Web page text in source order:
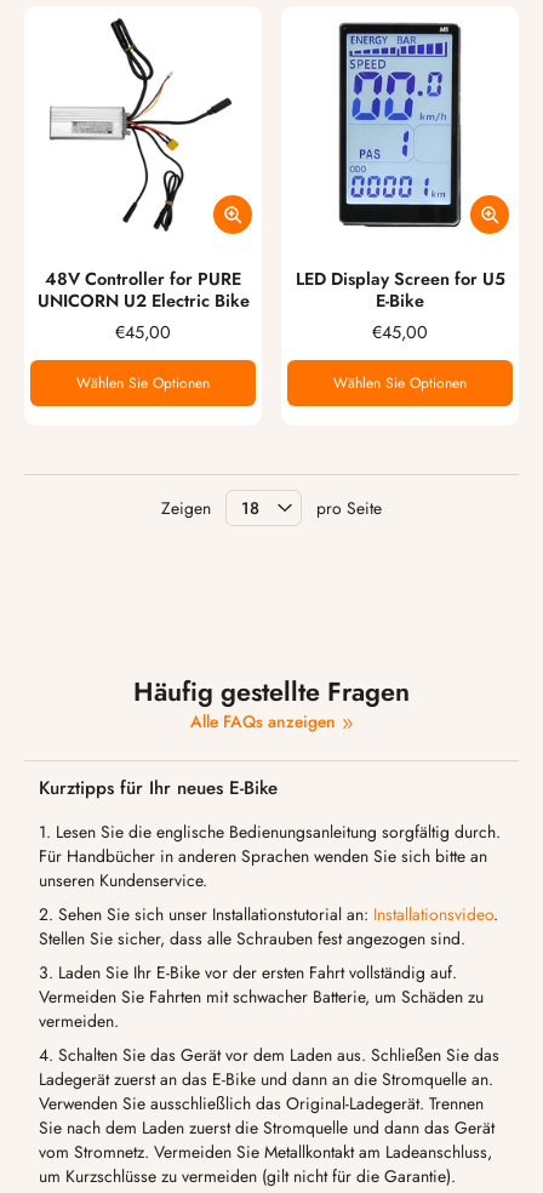
48V Controller for PURE
UNICORN U2 Electric Bike
€45,00
Wählen Sie Optionen
LED Display Screen for U5
E-Bike
€45,00
Wählen Sie Optionen
Zeigen pro Seite
Häufig gestellte Fragen
Alle FAQs anzeigen
Kurztipps für Ihr neues E-Bike
1. Lesen Sie die englische Bedienungsanleitung sorgfältig durch.
Für Handbücher in anderen Sprachen wenden Sie sich bitte an
unseren Kundenservice.
2. Sehen Sie sich unser Installationstutorial an: Installationsvideo.
Stellen Sie sicher, dass alle Schrauben fest angezogen sind.
3. Laden Sie Ihr E-Bike vor der ersten Fahrt vollständig auf.
Vermeiden Sie Fahrten mit schwacher Batterie, um Schäden zu
vermeiden.
4. Schalten Sie das Gerät vor dem Laden aus. Schließen Sie das
Ladegerät zuerst an das E-Bike und dann an die Stromquelle an.
Verwenden Sie ausschließlich das Original-Ladegerät. Trennen
Sie nach dem Laden zuerst die Stromquelle und dann das Gerät
vom Stromnetz. Vermeiden Sie Metallkontakt am Ladeanschluss,
um Kurzschlüsse zu vermeiden (gilt nicht für die Garantie).